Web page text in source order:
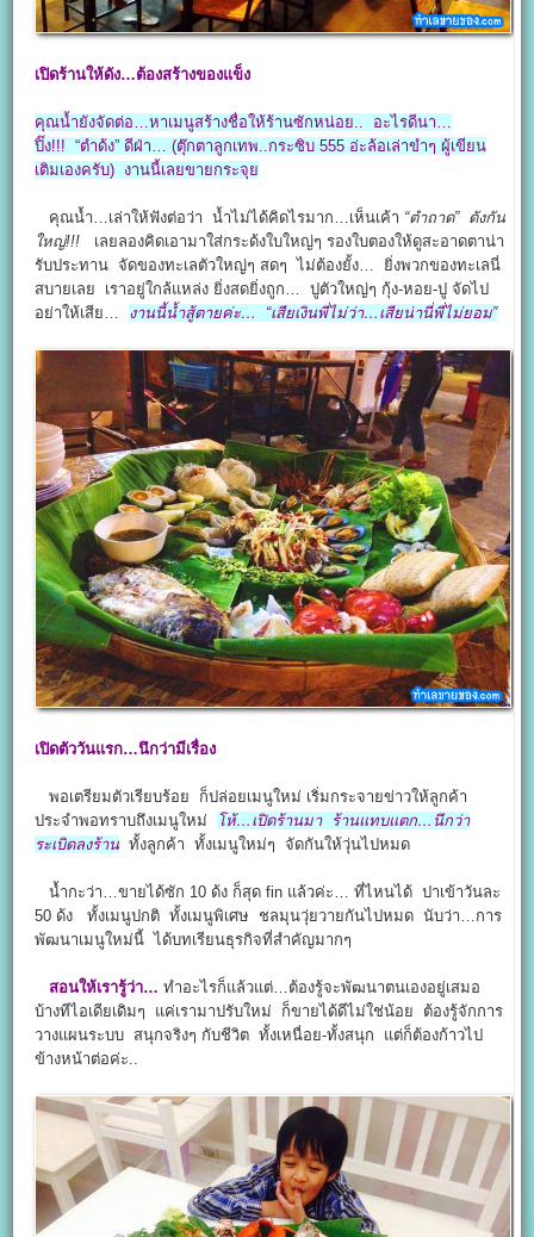
เปิดร้านให้ดัง…ต้องสร้างของแข็ง
คุณน้ำยังจัดต่อ…หาเมนูสร้างชื่อให้ร้านซักหน่อย.. อะไรดีนา…
ปิ๊ง!!! “ตำด้ง” ดีฝ่า… (ตุ๊กตาลูกเทพ..กระซิบ 555 อ่ะล้อเล่าขำๆ ผู้เขียน
เติมเองครับ) งานนี้เลยขายกระจุย
คุณน้ำ…เล่าให้ฟังต่อว่า น้ำไม่ได้คิดไรมาก…เห็นเค้า “ตำถาด” ดังกัน
ใหญ่!!! เลยลองคิดเอามาใส่กระด้งใบใหญ่ๆ รองใบตองให้ดูสะอาดตาน่า
รับประทาน จัดของทะเลตัวใหญ่ๆ สดๆ ไม่ต้องยั้ง… ยิ่งพวกของทะเลนี่
สบายเลย เราอยู่ใกล้แหล่ง ยิ่งสดยิ่งถูก… ปูตัวใหญ่ๆ กุ้ง-หอย-ปู จัดไป
อย่าให้เสีย…
งานนี้น้ำสู้ตายค่ะ… “เสียเงินพี่ไม่ว่า…เสียน่านี่พี่ไม่ยอม”
เปิดตัววันแรก…นึกว่ามีเรื่อง
พอเตรียมตัวเรียบร้อย ก็ปล่อยเมนูใหม่ เริ่มกระจายข่าวให้ลูกค้า
ประจำพอทราบถึงเมนูใหม่
โห้…เปิดร้านมา ร้านแทบแตก…นึกว่า
ระเบิดลงร้าน ทั้งลูกค้า ทั้งเมนูใหม่ๆ จัดกันให้วุ่นไปหมด
น้ำกะว่า…ขายได้ซัก 10 ด้ง ก็สุด fin แล้วค่ะ… ที่ไหนได้ ปาเข้าวันละ
50 ด้ง ทั้งเมนูปกติ ทั้งเมนูพิเศษ ชลมุนวุ่ยวายกันไปหมด นับว่า…การ
พัฒนาเมนูใหม่นี้ ได้บทเรียนธุรกิจที่สำคัญมากๆ
สอนให้เรารู้ว่า… ทำอะไรก็แล้วแต่…ต้องรู้จะพัฒนาตนเองอยู่เสมอ
บ้างทีไอเดียเดิมๆ แค่เรามาปรับใหม่ ก็ขายได้ดีไม่ใช่น้อย ต้องรู้จักการ
วางแผนระบบ สนุกจริงๆ กับชีวิต ทั้งเหนื่อย-ทั้งสนุก แต่ก็ต้องก้าวไป
ข้างหน้าต่อค่ะ..